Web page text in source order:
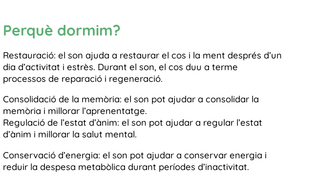
Perquè dormim?
Restauració: el son ajuda a restaurar el cos i la ment després d’un
dia d’activitat i estrès. Durant el son, el cos duu a terme
processos de reparació i regeneració.
Consolidació de la memòria: el son pot ajudar a consolidar la
memòria i millorar l’aprenentatge.
Regulació de l’estat d’ànim: el son pot ajudar a regular l’estat
d’ànim i millorar la salut mental.
Conservació d’energia: el son pot ajudar a conservar energia i
reduir la despesa metabòlica durant períodes d’inactivitat.